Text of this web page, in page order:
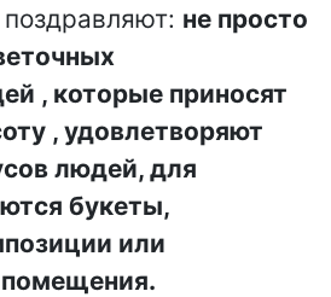
флористики
и
День
о кассира
День
поэзии
День
таксиста
не просто
, которые приносят
, удовлетворяют
людей, для
букеты,
или